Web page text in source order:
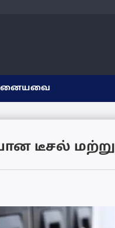
டீசல்